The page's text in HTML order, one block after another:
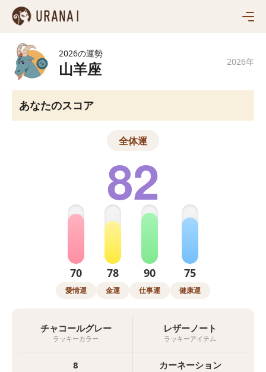
あなたの運勢
今日のタロット
四柱推命で見る
12星座
12星座ランキング
毎月の12星座
2026年の運勢
おすすめ診断
MBTI性格診断
HSP診断
仕事満足度診断テスト
人気ランキング
2026の運勢
山羊座
2026年
あなたのスコア
全体運
82
70
愛情運
78
金運
90
仕事運
75
健康運
チャコールグレー
ラッキーカラー
レザーノート
ラッキーアイテム
8 カーネーション